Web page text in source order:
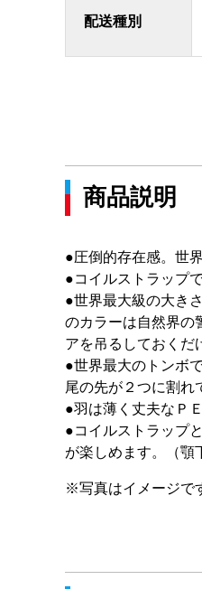
配送種別
商品説明
●圧倒的存在感。世
●コイルストラップ
●世界最大級の大き
のカラーは自然界の
アを吊るしておくだ
●世界最大のトンボ
尾の先が２つに割れ
●羽は薄く丈夫なＰ
●コイルストラップ
が楽しめます。（顎
※写真はイメージで